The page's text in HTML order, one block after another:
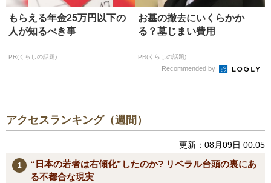
もらえる年金25万円以下の
人が知るべき事
PR(くらしの話題)
お墓の撤去にいくらかか
る？墓じまい費用
PR(くらしの話題)
Recommended by
アクセスランキング（週間）
更新：08月09日 00:05
“日本の若者は右傾化”したのか? リベラル台頭の裏にあ
る不都合な現実